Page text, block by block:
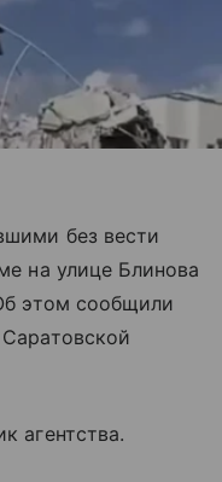
без вести
на улице Блинова
этом сообщили
агентства.